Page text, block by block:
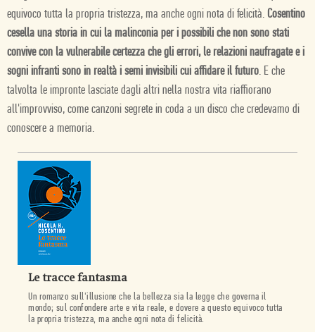
equivoco tutta la propria tristezza, ma anche ogni nota di felicità. Cosentino
cesella una storia in cui la malinconia per i possibili che non sono stati
convive con la vulnerabile certezza che gli errori, le relazioni naufragate e i
sogni infranti sono in realtà i semi invisibili cui affidare il futuro. E che
talvolta le impronte lasciate dagli altri nella nostra vita riaffiorano
all'improvviso, come canzoni segrete in coda a un disco che credevamo di
conoscere a memoria.
Le tracce fantasma
Un romanzo sull'illusione che la bellezza sia la legge che governa il
mondo; sul confondere arte e vita reale, e dovere a questo equivoco tutta
la propria tristezza, ma anche ogni nota di felicità.